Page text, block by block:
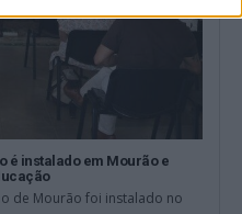
é instalado em Mourão e
de Mourão foi instalado no